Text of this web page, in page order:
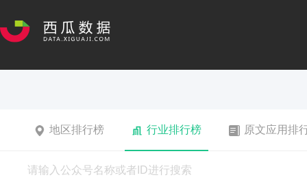
地区排行榜 行业排行榜 原文应用排